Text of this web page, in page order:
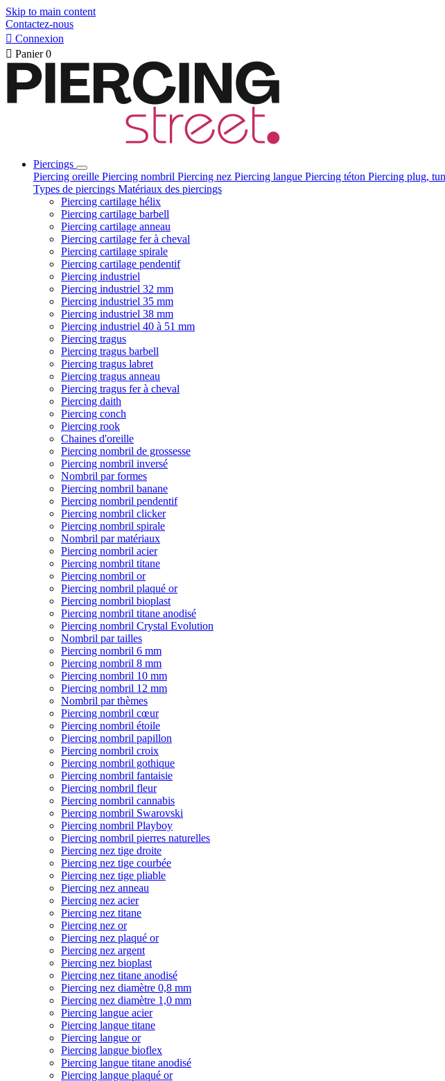
Skip to main content
Contactez-nous
 Connexion
 Panier 0
Piercings
Piercing oreille Piercing nombril Piercing nez Piercing langue Piercing téton Piercing plug,
Types de piercings Matériaux des piercings
Piercing cartilage hélix
Piercing cartilage barbell
Piercing cartilage anneau
Piercing cartilage fer à cheval
Piercing cartilage spirale
Piercing cartilage pendentif
Piercing industriel
Piercing industriel 32 mm
Piercing industriel 35 mm
Piercing industriel 38 mm
Piercing industriel 40 à 51 mm
Piercing tragus
Piercing tragus barbell
Piercing tragus labret
Piercing tragus anneau
Piercing tragus fer à cheval
Piercing daith
Piercing conch
Piercing rook
Chaines d'oreille
Piercing nombril de grossesse
Piercing nombril inversé
Nombril par formes
Piercing nombril banane
Piercing nombril pendentif
Piercing nombril clicker
Piercing nombril spirale
Nombril par matériaux
Piercing nombril acier
Piercing nombril titane
Piercing nombril or
Piercing nombril plaqué or
Piercing nombril bioplast
Piercing nombril titane anodisé
Piercing nombril Crystal Evolution
Nombril par tailles
Piercing nombril 6 mm
Piercing nombril 8 mm
Piercing nombril 10 mm
Piercing nombril 12 mm
Nombril par thèmes
Piercing nombril cœur
Piercing nombril étoile
Piercing nombril papillon
Piercing nombril croix
Piercing nombril gothique
Piercing nombril fantaisie
Piercing nombril fleur
Piercing nombril cannabis
Piercing nombril Swarovski
Piercing nombril Playboy
Piercing nombril pierres naturelles
Piercing nez tige droite
Piercing nez tige courbée
Piercing nez tige pliable
Piercing nez anneau
Piercing nez acier
Piercing nez titane
Piercing nez or
Piercing nez plaqué or
Piercing nez argent
Piercing nez bioplast
Piercing nez titane anodisé
Piercing nez diamètre 0,8 mm
Piercing nez diamètre 1,0 mm
Piercing langue acier
Piercing langue titane
Piercing langue or
Piercing langue bioflex
Piercing langue titane anodisé
Piercing langue plaqué or